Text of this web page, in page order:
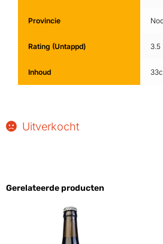
Provincie
Rating (Untappd) 3.5
Inhoud
Uitverkocht
Gerelateerde producten